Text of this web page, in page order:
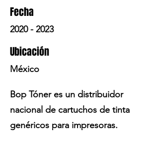
Fecha
2020 - 2023
Ubicación
México
Bop Tóner es un distribuidor
nacional de cartuchos de tinta
genéricos para impresoras.